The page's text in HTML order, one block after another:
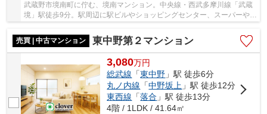
武蔵野市境南町に佇む、境南マンション。中央線・西武多摩川線「武蔵
境」駅徒歩9分。駅周辺に駅ビルやショッピングセンター、スーパーや飲
売買 | 中古マンション
東中野第２マンション
3,080万円
総武線 「東中野 」駅 徒歩6分
丸ノ内線 「中野坂上 」駅 徒歩12分
東西線 「落合 」駅 徒歩13分
4階 / 1LDK / 41.64㎡